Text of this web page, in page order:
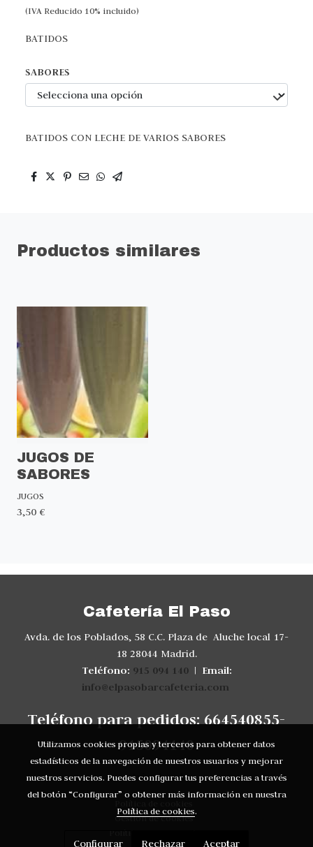
(IVA Reducido 10% incluido)
BATIDOS
SABORES
BATIDOS CON LECHE DE VARIOS SABORES
Productos similares
JUGOS DE
SABORES
JUGOS
3,50 €
Cafetería El Paso
Avda. de los Poblados, 58 C.C. Plaza de Aluche local 17-
18 28044 Madrid.
Teléfono: 915 094 140| Email:
info@elpasobarcafeteria.com
Teléfono para pedidos: 664540855-
915094140
Aviso legal
Gestión de cookies
Utilizamos cookies propias y terceros para obtener datos
estadísticos de la navegación de nuestros usuarios y mejorar
nuestros servicios. Puedes configurar tus preferencias a través
del botón “Configurar” o obtener más información en nuestra
Política de cookies.
Configurar Rechazar Aceptar